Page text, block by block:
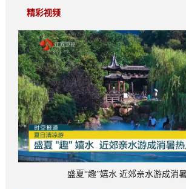
精彩视频
盛夏“趣”嬉水 近郊亲水游成消